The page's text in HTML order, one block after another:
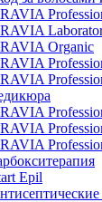
Organic
Epil